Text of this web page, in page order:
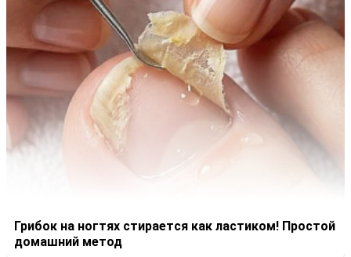
Грибок на ногтях стирается как ластиком! Простой
домашний метод